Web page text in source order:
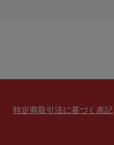
特定商取引法に基づく表記